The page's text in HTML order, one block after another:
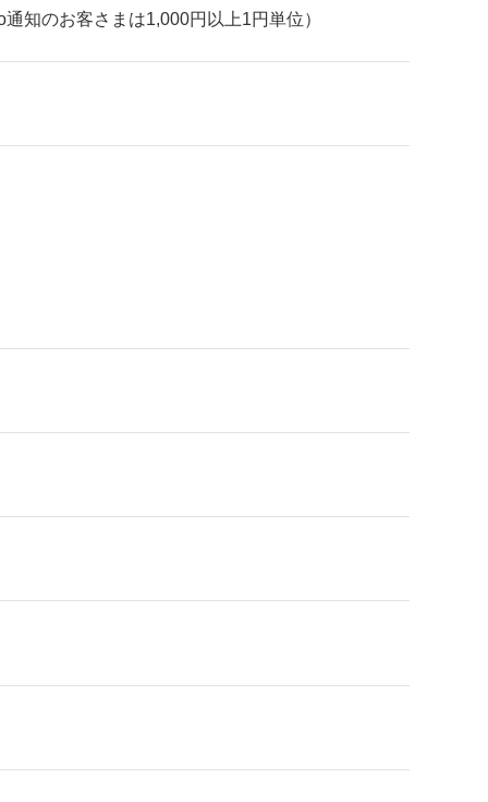
知のお客さまは1,000円以上1円単位）